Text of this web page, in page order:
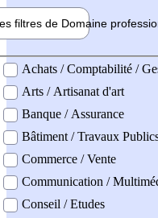
filtres de Domaine pro
professionel
Achats / Comptabilité /
Arts / Artisanat d'art
Banque / Assurance
Bâtiment / Travaux
Commerce / Vente
Communication /
Conseil / Etudes